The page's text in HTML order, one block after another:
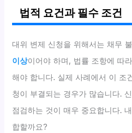
법적 요건과 필수 조건
대위 변제 신청을 위해서는 채무
이상이어야 하며, 법률 조항에 따
해야 합니다. 실제 사례에서 이 조
청이 부결되는 경우가 많습니다.
점검하는 것이 매우 중요합니다.
합할까요?